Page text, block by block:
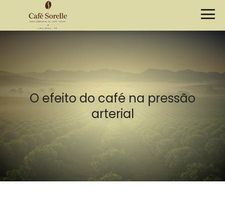
O efeito do café na pressão
arterial